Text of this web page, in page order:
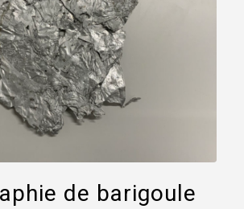
de barigoule